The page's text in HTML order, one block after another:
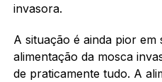
invasora.
A situação é ainda pior em
alimentação da mosca
de praticamente tudo. A